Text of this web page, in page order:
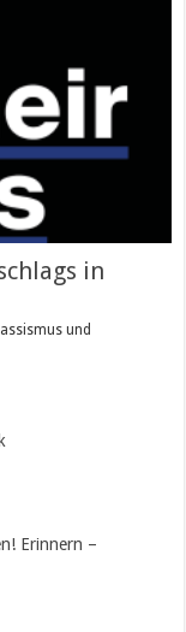
in
und
Erinnern –